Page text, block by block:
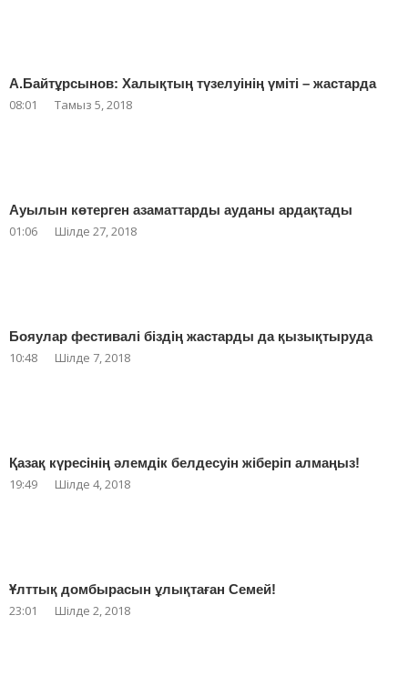
А.Байтұрсынов: Халықтың түзелуінің үміті – жастарда
08:01 Тамыз 5, 2018
Ауылын көтерген азаматтарды ауданы ардақтады
01:06 Шілде 27, 2018
Бояулар фестивалі біздің жастарды да қызықтыруда
10:48 Шілде 7, 2018
Қазақ күресінің әлемдік белдесуін жіберіп алмаңыз!
19:49 Шілде 4, 2018
Ұлттық домбырасын ұлықтаған Семей!
23:01 Шілде 2, 2018